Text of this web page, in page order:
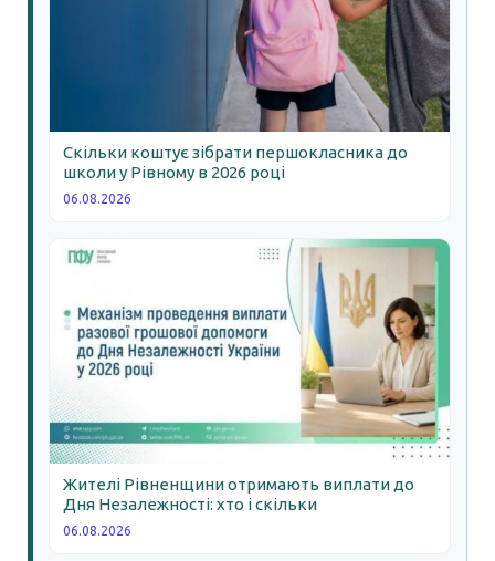
Скільки коштує зібрати першокласника до
школи у Рівному в 2026 році
06.08.2026
Жителі Рівненщини отримають виплати до
Дня Незалежності: хто і скільки
06.08.2026